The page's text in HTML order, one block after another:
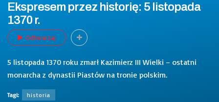
Ekspresem przez historię: 5 listopada
1370 r.
Odtwarzaj
5 listopada 1370 roku zmarł Kazimierz III Wielki – ostatni
monarcha z dynastii Piastów na tronie polskim.
Tagi: historia